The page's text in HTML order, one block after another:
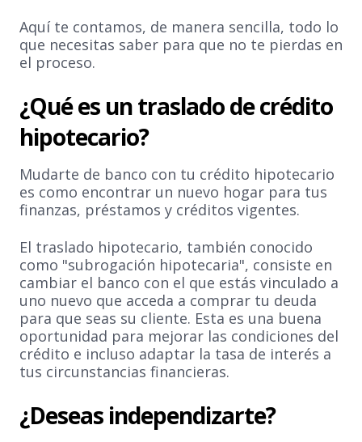
Aquí te contamos, de manera sencilla, todo lo
que necesitas saber para que no te pierdas en
el proceso.
¿Qué es un traslado de crédito
hipotecario?
Mudarte de banco con tu crédito hipotecario
es como encontrar un nuevo hogar para tus
finanzas, préstamos y créditos vigentes.
El traslado hipotecario, también conocido
como "subrogación hipotecaria", consiste en
cambiar el banco con el que estás vinculado a
uno nuevo que acceda a comprar tu deuda
para que seas su cliente. Esta es una buena
oportunidad para mejorar las condiciones del
crédito e incluso adaptar la tasa de interés a
tus circunstancias financieras.
¿Deseas independizarte?